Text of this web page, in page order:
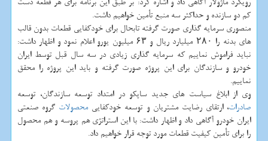
كم دو سازنده و حداكثر سه منبع تأمین خواهیم داشت.
منصوری سرمایه گذاری صورت گرفته تابحال برای خودكفایی قطعات بدون قالب
های بدنه را ۲۸۰ میلیارد ریال و ۶۳ میلیون یورو اعلام نمود و اظهار داشت:
نباید فراموش نماییم كه سرمایه گذاری زیادی در سه سال قبل توسط ایران
خودرو و سازندگان برای این پروژه صورت گرفته و باید این پروژه را محقق
نماییم.
وی از ابلاغ سیاست های جدید ساپكو در امتداد توسعه سازندگان، توسعه
صادرات، ارتقای رضایت مشتریان و توسعه خودكفاییمحصولات گروه صنعتی
ایران خودرو آگاهی داد و اظهار داشت: با این استراتژی هم پروسه و هم محصول
را برای تأمین كیفیت قطعات مورد توجه قرار خواهیم داد.